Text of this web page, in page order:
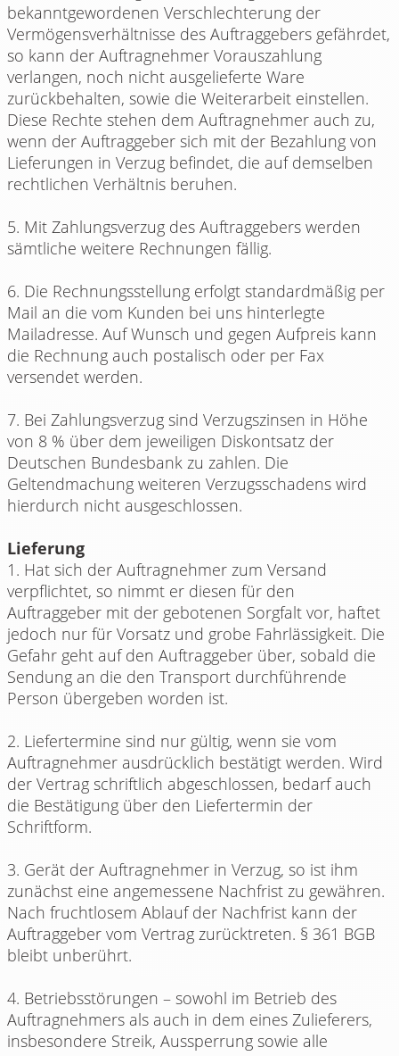
bekanntgewordenen Verschlechterung der
Vermögensverhältnisse des Auftraggebers gefährdet,
so kann der Auftragnehmer Vorauszahlung
verlangen, noch nicht ausgelieferte Ware
zurückbehalten, sowie die Weiterarbeit einstellen.
Diese Rechte stehen dem Auftragnehmer auch zu,
wenn der Auftraggeber sich mit der Bezahlung von
Lieferungen in Verzug befindet, die auf demselben
rechtlichen Verhältnis beruhen.
5. Mit Zahlungsverzug des Auftraggebers werden
sämtliche weitere Rechnungen fällig.
6. Die Rechnungsstellung erfolgt standardmäßig per
Mail an die vom Kunden bei uns hinterlegte
Mailadresse. Auf Wunsch und gegen Aufpreis kann
die Rechnung auch postalisch oder per Fax
versendet werden.
7. Bei Zahlungsverzug sind Verzugszinsen in Höhe
von 8 % über dem jeweiligen Diskontsatz der
Deutschen Bundesbank zu zahlen. Die
Geltendmachung weiteren Verzugsschadens wird
hierdurch nicht ausgeschlossen.
Lieferung
1. Hat sich der Auftragnehmer zum Versand
verpflichtet, so nimmt er diesen für den
Auftraggeber mit der gebotenen Sorgfalt vor, haftet
jedoch nur für Vorsatz und grobe Fahrlässigkeit. Die
Gefahr geht auf den Auftraggeber über, sobald die
Sendung an die den Transport durchführende
Person übergeben worden ist.
2. Liefertermine sind nur gültig, wenn sie vom
Auftragnehmer ausdrücklich bestätigt werden. Wird
der Vertrag schriftlich abgeschlossen, bedarf auch
die Bestätigung über den Liefertermin der
Schriftform.
3. Gerät der Auftragnehmer in Verzug, so ist ihm
zunächst eine angemessene Nachfrist zu gewähren.
Nach fruchtlosem Ablauf der Nachfrist kann der
Auftraggeber vom Vertrag zurücktreten. § 361 BGB
bleibt unberührt.
4. Betriebsstörungen – sowohl im Betrieb des
Auftragnehmers als auch in dem eines Zulieferers,
insbesondere Streik, Aussperrung sowie alle